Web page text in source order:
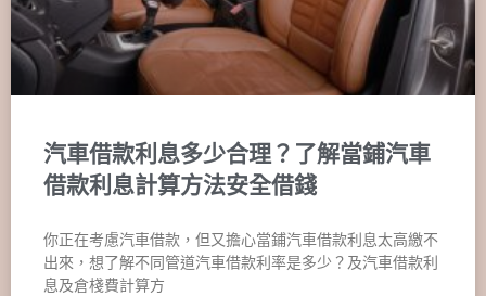
汽車借款利息多少合理？了解當鋪汽車
借款利息計算方法安全借錢
你正在考慮汽車借款，但又擔心當鋪汽車借款利息太高繳不
出來，想了解不同管道汽車借款利率是多少？及汽車借款利
息及倉棧費計算方